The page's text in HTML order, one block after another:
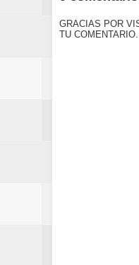
GRACIAS POR
TU COMENTARIO.